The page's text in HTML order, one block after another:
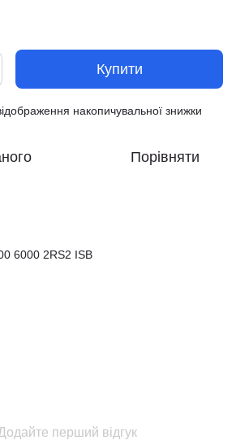
Купити
накопичувальної знижки
Порівняти
6000 2RS2 ISB
перший відгук